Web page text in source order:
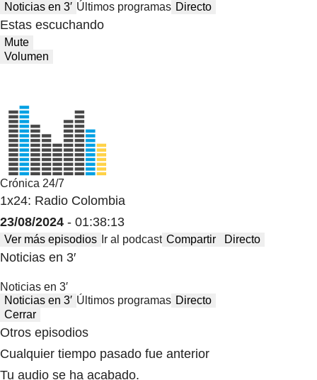
Noticias en 3′ Últimos programas Directo
Estas escuchando
Mute
Volumen
Crónica 24/7
1x24: Radio Colombia
23/08/2024 - 01:38:13
Ver más episodios Ir al podcast Compartir Directo
Noticias en 3′
Noticias en 3′
Noticias en 3′ Últimos programas Directo
Cerrar
Otros episodios
Cualquier tiempo pasado fue anterior
Tu audio se ha acabado.